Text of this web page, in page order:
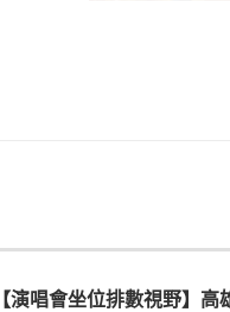
【演唱會坐位排數視野】